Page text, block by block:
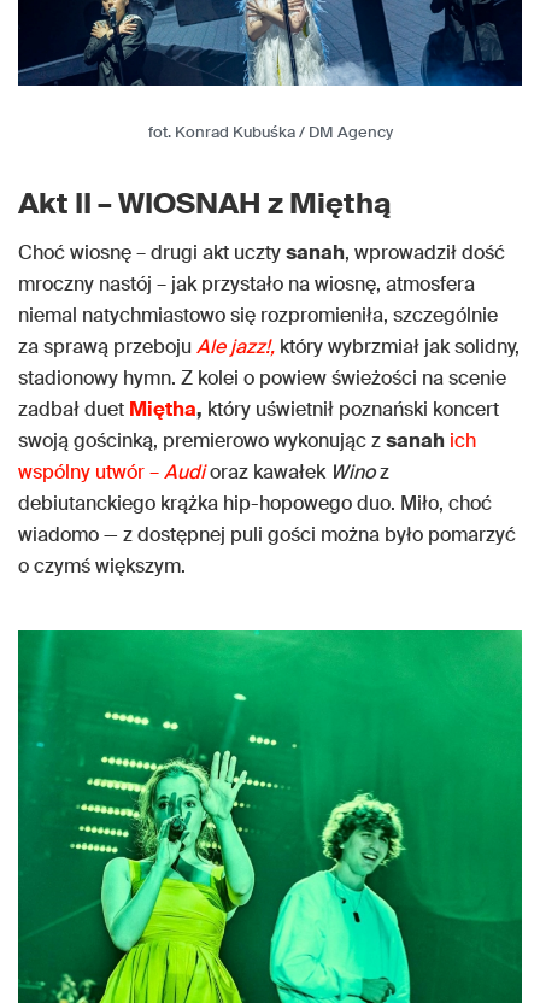
fot. Konrad Kubuśka / DM Agency
Akt II – WIOSNAH z Mięthą
Choć wiosnę – drugi akt ucztysanah, wprowadził dość
mroczny nastój – jak przystało na wiosnę, atmosfera
niemal natychmiastowo się rozpromieniła, szczególnie
za sprawą przeboju Ale jazz!, który wybrzmiał jak solidny,
stadionowy hymn. Z kolei o powiew świeżości na scenie
zadbał duet Miętha, który uświetnił poznański koncert
swoją gościnką, premierowo wykonując zsanah ich
wspólny utwór –Audioraz kawałek Winoz
debiutanckiego krążka hip-hopowego duo. Miło, choć
wiadomo — z dostępnej puli gości można było pomarzyć
o czymś większym.